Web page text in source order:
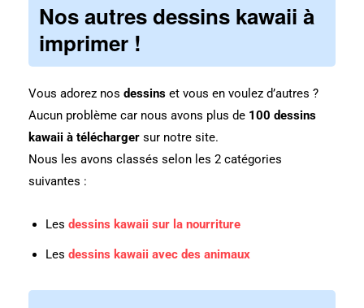
Nos autresdessins kawaii à
imprimer !
Vous adorez nos dessins et vous en voulez d’autres ?
Aucun problème car nous avons plus de 100 dessins
kawaii à télécharger sur notre site.
Nous les avons classés selon les 2 catégories
suivantes :
Les dessins kawaii sur la nourriture
Les dessins kawaii avec des animaux